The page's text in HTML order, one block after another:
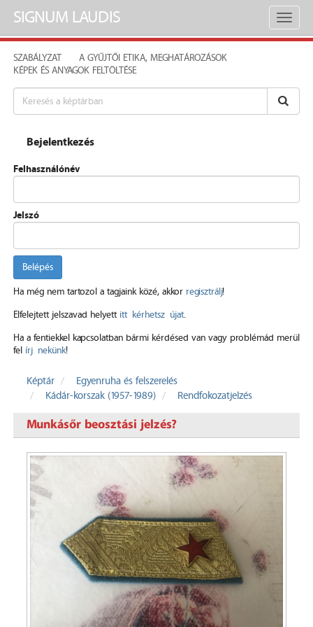
Toggle
SIGNUM LAUDIS
SZABÁLYZAT
A GYŰJTŐI ETIKA, MEGHATÁROZÁSOK
KÉPEK ÉS ANYAGOK FELTÖLTÉSE
Bejelentkezés
Felhasználónév
Jelszó
Belépés
Ha még nem tartozol a tagjaink közé, akkor regisztrálj!
Elfelejtett jelszavad helyett itt kérhetsz újat.
Ha a fentiekkel kapcsolatban bármi kérdésed van vagy problémád merül
fel írj nekünk!
Képtár
Egyenruha és felszerelés
Kádár-korszak (1957-1989)
Rendfokozatjelzés
Munkásőr beosztási jelzés?